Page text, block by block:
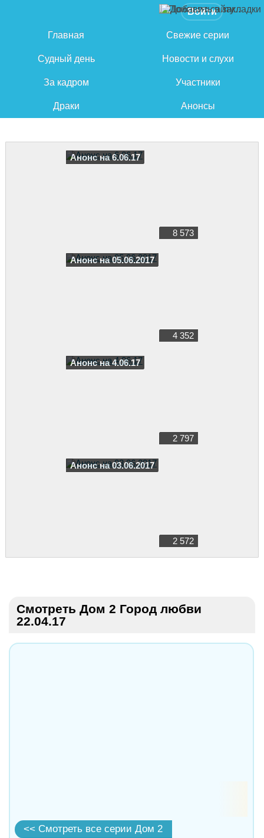
Войти
Главная Свежие серии
Судный день Новости и слухи
За кадром Участники
Драки Анонсы
Анонс на 6.06.17
8 573
Анонс на 05.06.2017
4 352
Анонс на 4.06.17
2 797
Анонс на 03.06.2017
2 572
Смотреть Дом 2 Город любви
22.04.17
<< Смотреть все серии Дом 2